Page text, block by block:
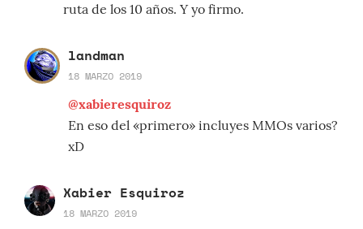
ruta de los 10 años. Y yo firmo.
landman
18 MARZO 2019
@xabieresquiroz
En eso del «primero» incluyes MMOs varios?
xD
Xabier Esquiroz
18 MARZO 2019